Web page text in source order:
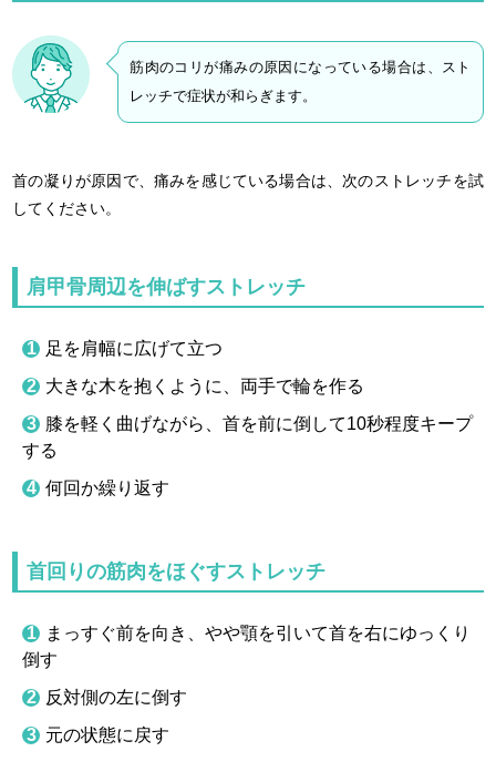
筋肉のコリが痛みの原因になっている場合は、スト
レッチで症状が和らぎます。
首の凝りが原因で、痛みを感じている場合は、次のストレッチを試
してください。
肩甲骨周辺を伸ばすストレッチ
足を肩幅に広げて立つ
大きな木を抱くように、両手で輪を作る
膝を軽く曲げながら、首を前に倒して10秒程度キープ
する
何回か繰り返す
首回りの筋肉をほぐすストレッチ
まっすぐ前を向き、やや顎を引いて首を右にゆっくり
倒す
反対側の左に倒す
元の状態に戻す